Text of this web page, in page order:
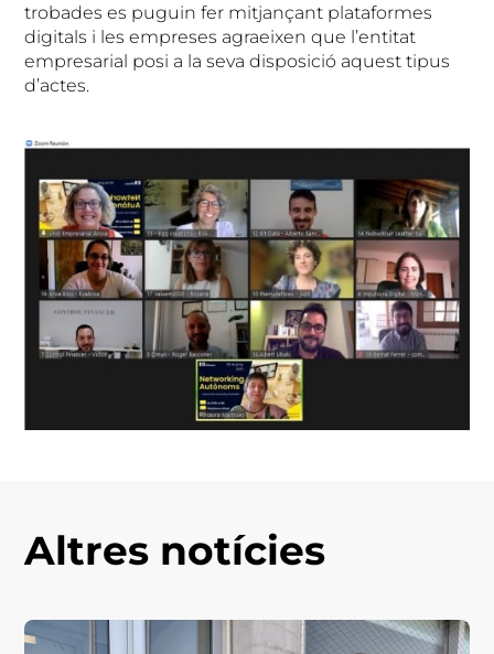
trobades es puguin fer mitjançant plataformes
digitals i les empreses agraeixen que l’entitat
empresarial posi a la seva disposició aquest tipus
d’actes.
Altres notícies